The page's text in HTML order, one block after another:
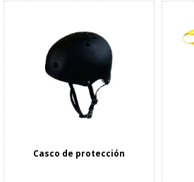
Casco de protección